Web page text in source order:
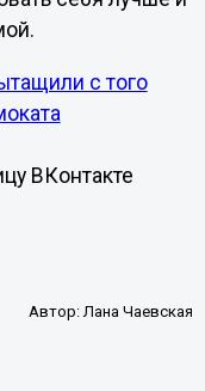
с того
ВКонтакте
Автор: Лана Чаевская